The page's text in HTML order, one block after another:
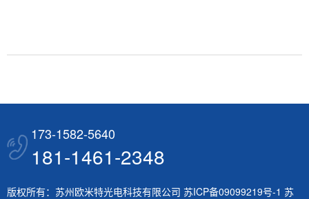
173-1582-5640
181-1461-2348
版权所有：苏州欧米特光电科技有限公司 苏ICP备09099219号-1 苏